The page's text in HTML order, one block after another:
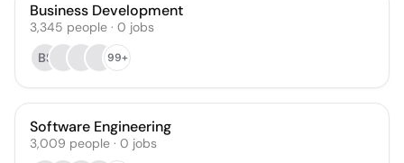
Business Development
3,345 people · 0 jobs
BS
99+
Software Engineering
3,009 people · 0 jobs